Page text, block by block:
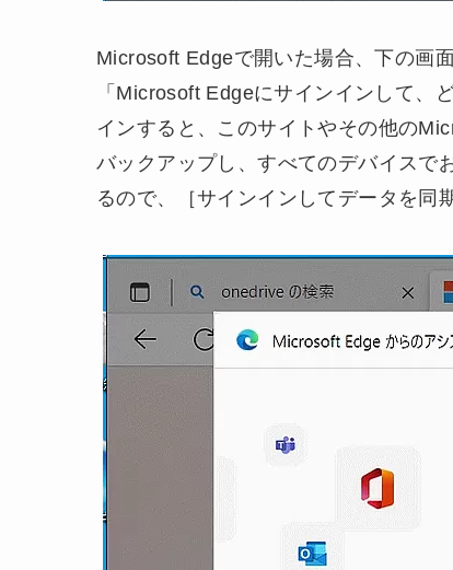
Microsoft Edgeで開いた場合、下の画
「Microsoft Edgeにサインインして、
インすると、このサイトやその他の
バックアップし、すべてのデバイスで
るので、［サインインしてデータを同